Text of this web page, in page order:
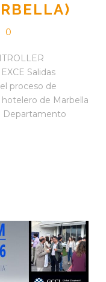
0
Salidas
proceso de
de Marbella
Departamento